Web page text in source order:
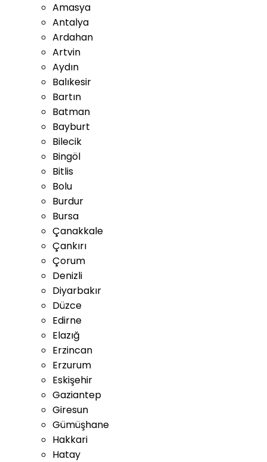
Amasya
Antalya
Ardahan
Artvin
Aydın
Balıkesir
Bartın
Batman
Bayburt
Bilecik
Bingöl
Bitlis
Bolu
Burdur
Bursa
Çanakkale
Çankırı
Çorum
Denizli
Diyarbakır
Düzce
Edirne
Elazığ
Erzincan
Erzurum
Eskişehir
Gaziantep
Giresun
Gümüşhane
Hakkari
Hatay